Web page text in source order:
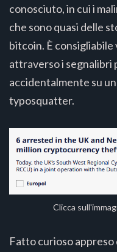
conosciuto, in cui i
che sono quasi delle
bitcoin. È
attraverso i segnalibri
accidentalmente su
typosquatter.
Clicca
Fatto curioso